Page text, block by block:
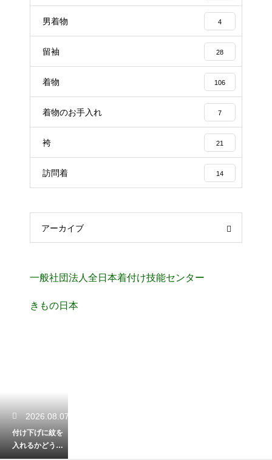
男着物 4
留袖 28
着物 106
着物のお手入れ 7
袴 21
訪問着 14
アーカイブ
一般社団法人全日本着付け技能センター
きもの日本
2026.08.07
付け下げに紋を
入れるかどうか
の判断基準と